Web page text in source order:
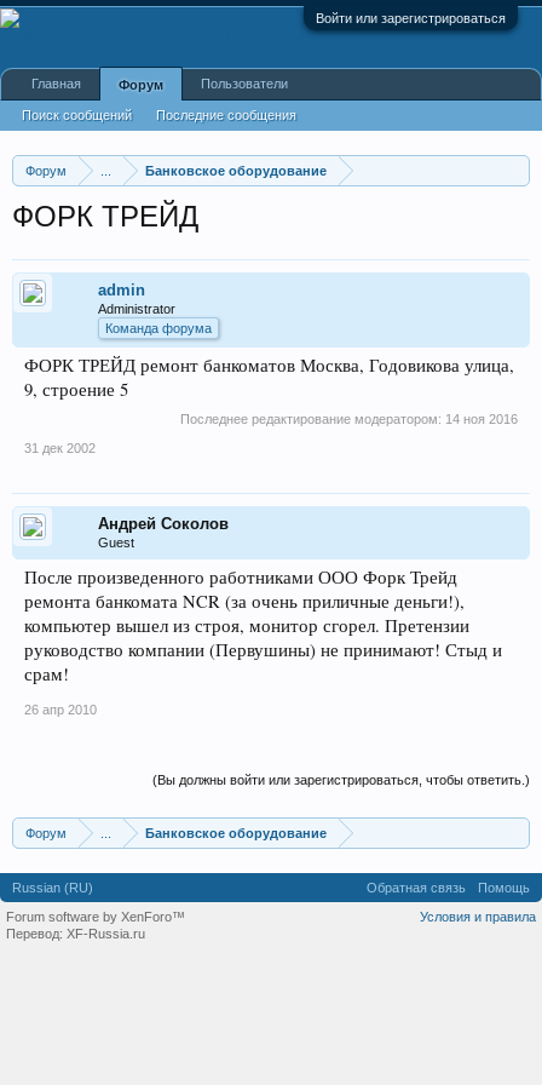
Войти или зарегистрироваться
Форум Банковское оборудование
ФОРК ТРЕЙД
admin
Administrator
Команда форума
ФОРК ТРЕЙД ремонт банкоматов Москва, Годовикова улица,
9, строение 5
Последнее редактирование модератором: 14 ноя 2016
31 дек 2002
Андрей Соколов
Guest
После произведенного работниками ООО Форк Трейд
ремонта банкомата NCR (за очень приличные деньги!),
компьютер вышел из строя, монитор сгорел. Претензии
руководство компании (Первушины) не принимают! Стыд и
срам!
26 апр 2010
(Вы должны войти или зарегистрироваться, чтобы ответить.)
Форум Банковское оборудование
Главная Форум
Поиск сообщений Последние сообщения
Пользователи
Russian (RU) Обратная связь
Помощь
Условия и правила
Forum software by XenForo™
Перевод: XF-Russia.ru